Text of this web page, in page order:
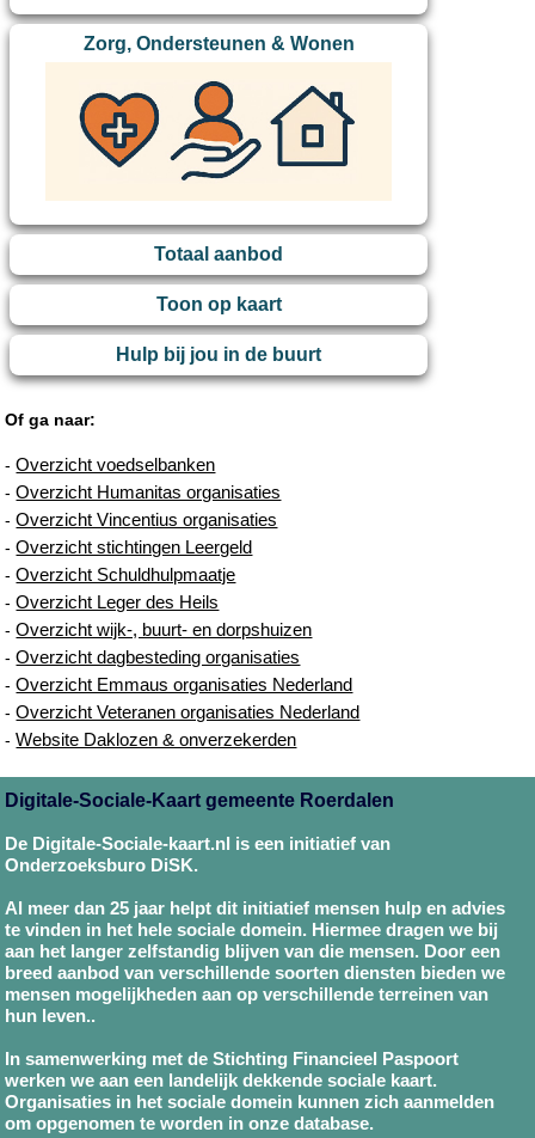
Zorg, Ondersteunen & Wonen
Totaal aanbod
Toon op kaart
Hulp bij jou in de buurt
Of ga naar:
-Overzicht voedselbanken
-Overzicht Humanitas organisaties
-Overzicht Vincentius organisaties
-Overzicht stichtingen Leergeld
-Overzicht Schuldhulpmaatje
-Overzicht Leger des Heils
-Overzicht wijk-, buurt- en dorpshuizen
-Overzicht dagbesteding organisaties
-Overzicht Emmaus organisaties Nederland
-Overzicht Veteranen organisaties Nederland
-Website Daklozen & onverzekerden
Digitale-Sociale-Kaart gemeente Roerdalen
De Digitale-Sociale-kaart.nl is een initiatief van
Onderzoeksburo DiSK.
Al meer dan 25 jaar helpt dit initiatief mensen hulp en advies
te vinden in het hele sociale domein. Hiermee dragen we bij
aan het langer zelfstandig blijven van die mensen. Door een
breed aanbod van verschillende soorten diensten bieden we
mensen mogelijkheden aan op verschillende terreinen van
hun leven..
In samenwerking met de Stichting Financieel Paspoort
werken we aan een landelijk dekkende sociale kaart.
Organisaties in het sociale domein kunnen zich aanmelden
om opgenomen te worden in onze database.